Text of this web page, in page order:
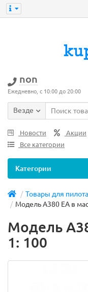
non
Ежедневно, с 10:00 до 20:00
Везде
Новости Акции
Все категории
Категории
Товары для пилота
Модель A380 EA в
Модель
1: 100